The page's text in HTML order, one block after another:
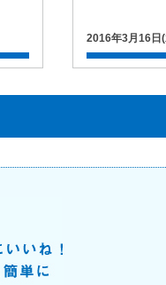
2016年3月16日